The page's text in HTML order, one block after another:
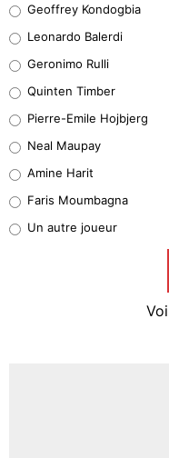
38%
32%
5%
1%
9%
Geoffrey Kondogbia
Leonardo Balerdi
Geronimo Rulli
Quinten Timber
Pierre-Emile Hojbjerg
Neal Maupay
Amine Harit
Faris Moumbagna
Un autre joueur